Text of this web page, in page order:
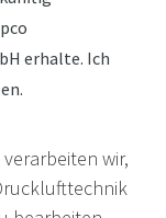
erhalte. Ich
wir,